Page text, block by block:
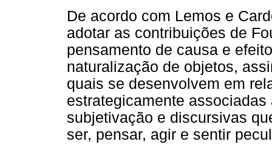
De acordo com Lemos e
adotar as contribuições de
pensamento de causa e
naturalização de objetos,
quais se desenvolvem em
estrategicamente
subjetivação e discursivas
ser, pensar, agir e sentir